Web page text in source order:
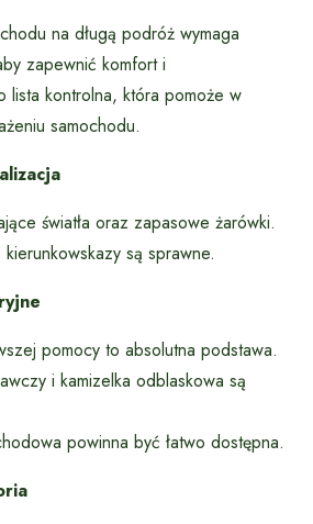
na długą podróż wymaga
zapewnić komfort i
lista kontrolna, która pomoże w
samochodu.
światła oraz zapasowe żarówki.
są sprawne.
pomocy to absolutna podstawa.
i kamizelka odblaskowa są
powinna być łatwo dostępna.